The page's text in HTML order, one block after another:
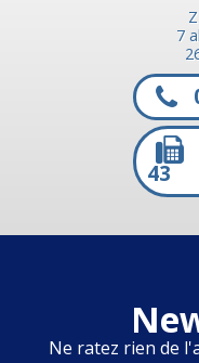
7
43
Ne ratez rien de